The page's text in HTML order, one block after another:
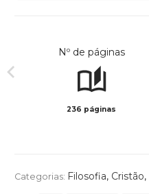
Nº de páginas
236 páginas
Categorias: Filosofia, Cristão,